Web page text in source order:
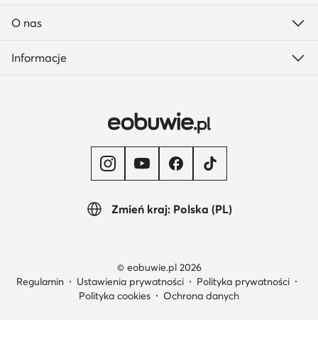
Zmień kraj: Polska (PL)
O nas
Informacje
© eobuwie.pl 2026
Regulamin
Ustawienia prywatności
Polityka prywatności
Polityka cookies
Ochrona danych